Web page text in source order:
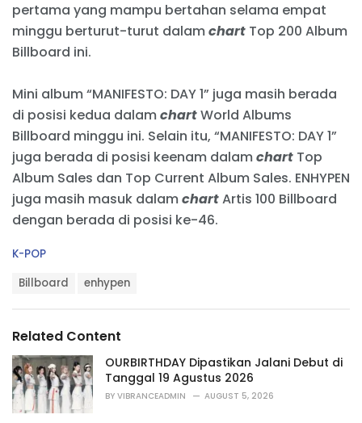
pertama yang mampu bertahan selama empat
minggu berturut-turut dalamchart Top 200 Album
Billboard ini.
Mini album “MANIFESTO: DAY 1” juga masih berada
di posisi kedua dalamchartWorld Albums
Billboard minggu ini. Selain itu, “MANIFESTO: DAY 1”
juga berada di posisi keenam dalamchart Top
Album Sales dan Top Current Album Sales. ENHYPEN
juga masih masuk dalamchartArtis 100 Billboard
dengan berada di posisi ke-46.
C
r
i
e
s
:
K-POP
:
Billboard enhypen
Related Content
OURBIRTHDAY Dipastikan Jalani Debut di
Tanggal 19 Agustus 2026
BY VIBRANCEADMIN AUGUST 5, 2026